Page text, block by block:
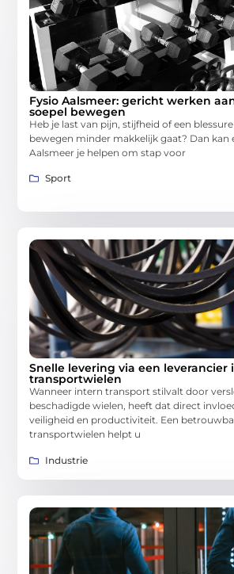
Fysio Aalsmeer: gericht werken
soepel bewegen
Heb je last van pijn, stijfheid of een
bewegen minder makkelijk gaat? Dan kan
Aalsmeer je helpen om stap voor
Sport
Snelle levering via een leverancier
transportwielen
Wanneer intern transport stilvalt door
beschadigde wielen, heeft dat direct
veiligheid en productiviteit. Een
transportwielen helpt u
Industrie